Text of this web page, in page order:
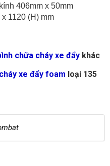
406mm x 50mm
1120 (H) mm
chữa cháy xe đẩy khác
xe đẩy foam loại 135